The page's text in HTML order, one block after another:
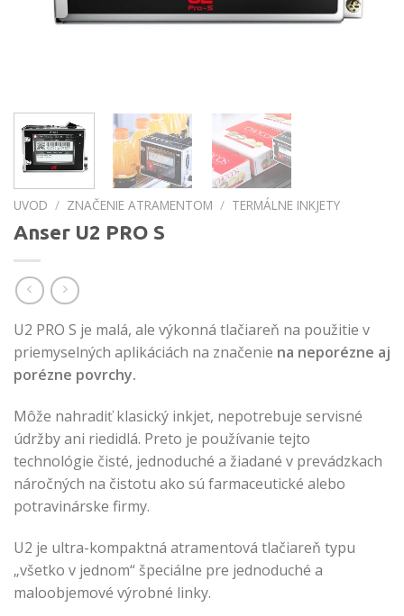
UVOD / ZNAČENIE ATRAMENTOM / TERMÁLNE INKJETY
Anser U2 PRO S
U2 PRO S je malá, ale výkonná tlačiareň na použitie v
priemyselných aplikáciách na značenie na neporézne aj
porézne povrchy.
Môže nahradiť klasický inkjet, nepotrebuje servisné
údržby ani riedidlá. Preto je používanie tejto
technológie čisté, jednoduché a žiadané v prevádzkach
náročných na čistotu ako sú farmaceutické alebo
potravinárske firmy.
U2 je ultra-kompaktná atramentová tlačiareň typu
„všetko v jednom“ špeciálne pre jednoduché a
maloobjemové výrobné linky.